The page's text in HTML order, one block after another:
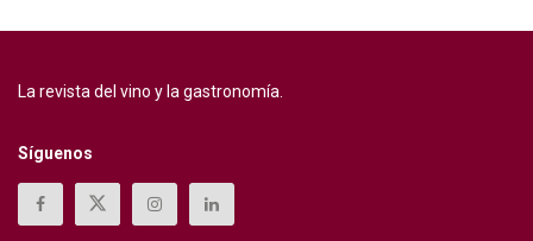
La revista del vino y la gastronomía.
Síguenos